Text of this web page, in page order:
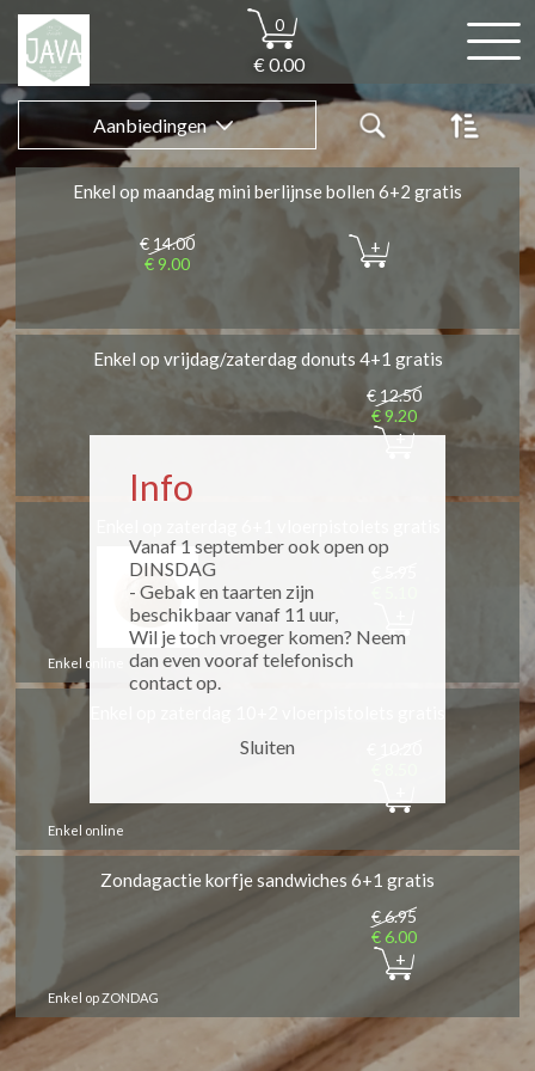
0
€ 0.00
Enkel op maandag mini berlijnse bollen 6+2 gratis
€ 14.00
€ 9.00
+
Enkel op vrijdag/zaterdag donuts 4+1 gratis
€ 12.50
€ 9.20
+
Enkel online
Enkel online
Zondagactie korfje sandwiches 6+1 gratis
€ 6.95
€ 6.00
+
Enkel op ZONDAG
Aanbiedingen
Info
Vanaf 1 september ook open op
DINSDAG
- Gebak en taarten zijn
beschikbaar vanaf 11 uur,
Wil je toch vroeger komen? Neem
dan even vooraf telefonisch
contact op.
Sluiten